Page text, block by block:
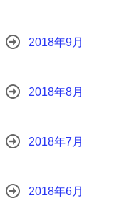
2018年9月
2018年8月
2018年7月
2018年6月